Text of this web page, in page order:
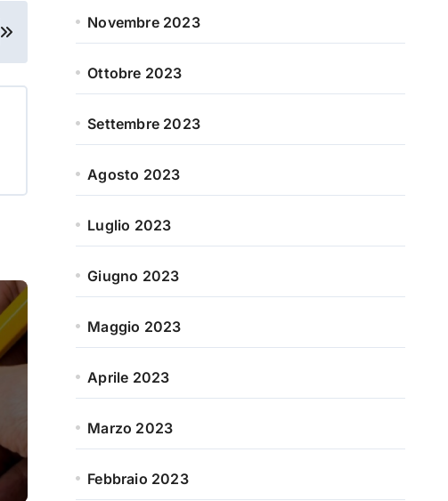
Novembre 2023
Ottobre 2023
Settembre 2023
Agosto 2023
Luglio 2023
Giugno 2023
Maggio 2023
Aprile 2023
Marzo 2023
Febbraio 2023